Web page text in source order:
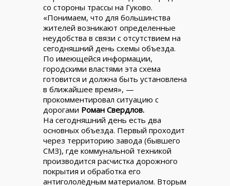
со стороны трассы на Гуково.
«Понимаем, что для большинства
жителей возникают определенные
неудобства в связи с отсутствием на
сегодняшний день схемы объезда.
По имеющейся информации,
городскими властями эта схема
готовится и должна быть установлена
в ближайшее время», —
прокомментировал ситуацию с
дорогами Роман Свердлов.
На сегодняшний день есть два
основных объезда. Первый проходит
через территорию завода (бывшего
СМЗ), где коммунальной техникой
производится расчистка дорожного
покрытия и обработка его
антигололёдным материалом. Вторым